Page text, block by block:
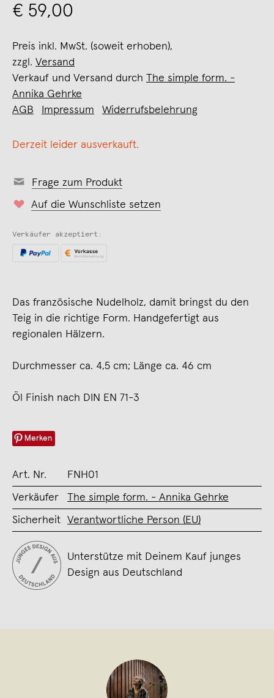
€ 59,00
Preis inkl. MwSt. (soweit erhoben),
zzgl. Versand
Verkauf und Versand durch The simple form. -
Annika Gehrke
AGB
Impressum Widerrufsbelehrung
Derzeit leider ausverkauft.
Frage zum Produkt
Auf die Wunschliste setzen
Verkäufer akzeptiert:
Das französische Nudelholz, damit bringst du den
Teig in die richtige Form. Handgefertigt aus
regionalen Hälzern.
Durchmesser ca. 4,5 cm; Länge ca. 46 cm
Öl Finish nach DIN EN 71-3
Merken
Art. Nr. FNH01
Verkäufer The simple form. - Annika Gehrke
Sicherheit Verantwortliche Person (EU)
Unterstütze mit Deinem Kauf junges
Design aus Deutschland